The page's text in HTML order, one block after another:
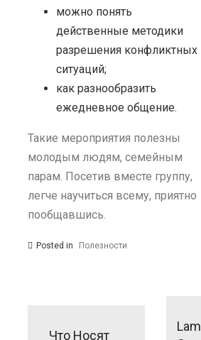
можно понять
действенные методики
разрешения конфликтных
ситуаций;
как разнообразить
ежедневное общение.
Такие мероприятия полезны
молодым людям, семейным
парам. Посетив вместе группу,
легче научиться всему, приятно
пообщавшись.
Posted in Полезности
Что Носят